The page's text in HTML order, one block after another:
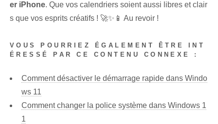
er iPhone. Que vos calendriers soient aussi libres et clair
s que vos esprits créatifs ! 🚀✨📱 Au revoir !
VOUS POURRIEZ ÉGALEMENT ÊTRE INT
ÉRESSÉ PAR CE CONTENU CONNEXE :
Comment désactiver le démarrage rapide dans Windo
ws 11
Comment changer la police système dans Windows 1
1